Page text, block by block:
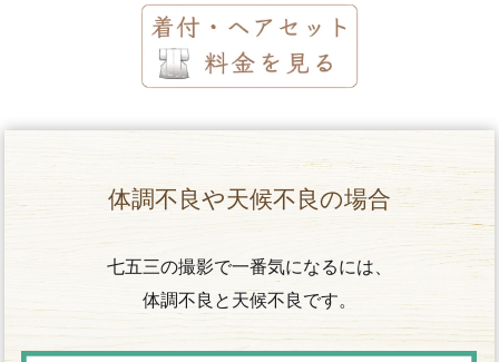
体調不良や天候不良の場合
七五三の撮影で一番気になるには、
体調不良と天候不良です。